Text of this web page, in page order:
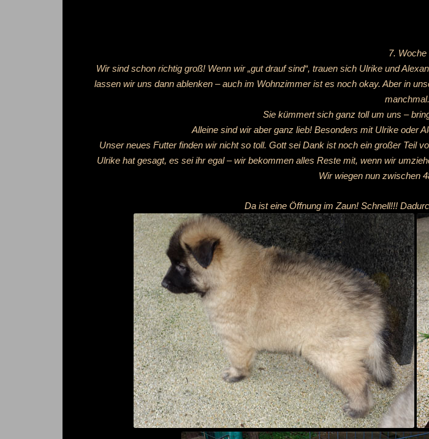
7. Woche
Wir sind schon richtig groß! Wenn wir „gut drauf sind“, trauen sich Ulrike und
lassen wir uns dann ablenken – auch im Wohnzimmer ist es noch okay. Aber in
manchmal.
Sie kümmert sich ganz toll um uns –
Alleine sind wir aber ganz lieb! Besonders mit Ulrike oder
Unser neues Futter finden wir nicht so toll. Gott sei Dank ist noch ein großer Teil
Ulrike hat gesagt, es sei ihr egal – wir bekommen alles Reste mit, wenn wir
Wir wiegen nun zwischen
Da ist eine Öffnung im Zaun! Schnell!!!